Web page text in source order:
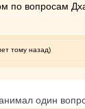
по вопросам
тому назад)
один